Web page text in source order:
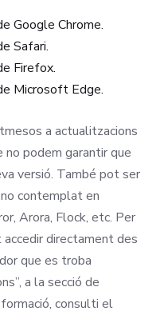
Google Chrome.
Safari.
Firefox.
Microsoft Edge.
a actualitzacions
no podem garantir que
versió. També pot ser
contemplat en
Arora, Flock, etc. Per
directament des
que es troba
a la secció de
consulti el